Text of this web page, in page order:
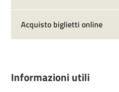
Acquisto biglietti online
Informazioni utili